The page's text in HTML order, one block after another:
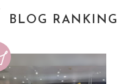
BLOG RANKING